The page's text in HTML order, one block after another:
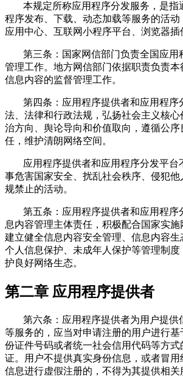
本规定所称应用程序分发服务，是指
程序发布、下载、动态加载等服务的活
应用中心、互联网小程序平台、浏览器插
第三条：国家网信部门负责全国应用
管理工作。地方网信部门依据职责负责
信息内容的监督管理工作。
第四条：应用程序提供者和应用程序
法、法律和行政法规，弘扬社会主义核
治方向、舆论导向和价值取向，遵循公
任，维护清朗网络空间。
应用程序提供者和应用程序分发平台
事危害国家安全、扰乱社会秩序、侵犯
规禁止的活动。
第五条：应用程序提供者和应用程序
息内容管理主体责任，积极配合国家实施
建立健全信息内容安全管理、信息内容
个人信息保护、未成年人保护等管理制
护良好网络生态。
第二章 应用程序提供者
第六条：应用程序提供者为用户提供
等服务的，应当对申请注册的用户进行
份证件号码或者统一社会信用代码等方式
证。用户不提供真实身份信息，或者冒
信息进行虚假注册的，不得为其提供相关